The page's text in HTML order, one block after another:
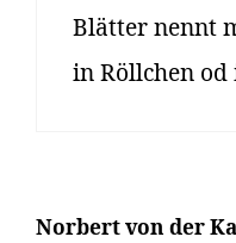
Blätter nennt
in Röllchen
Norbert von der